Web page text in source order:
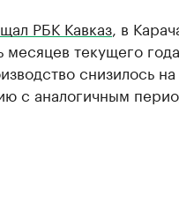
РБК Кавказ , в
месяцев текущего года
снизилось
с аналогичным